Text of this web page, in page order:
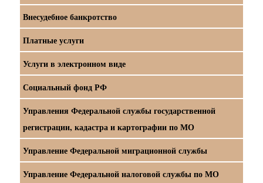
Внесудебное банкротство
Платные услуги
Услуги в электронном виде
Социальный фонд РФ
Управления Федеральной службы государственной
регистрации, кадастра и картографии по МО
Управление Федеральной миграционной службы
Управление Федеральной налоговой службы по МО